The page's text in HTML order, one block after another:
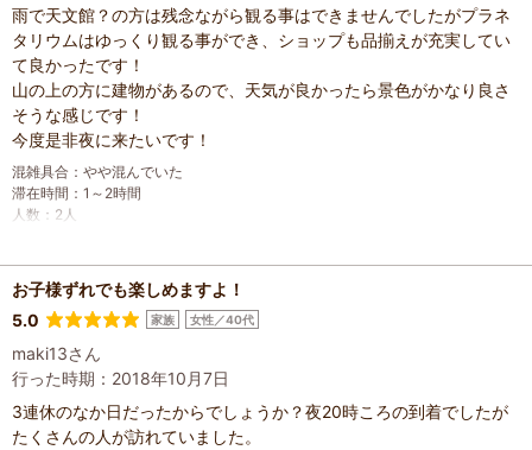
投稿日：2024年2月13日
雨で天文館？の方は残念ながら観る事はできませんでしたがプラネ
タリウムはゆっくり観る事ができ、ショップも品揃えが充実してい
て良かったです！
山の上の方に建物があるので、天気が良かったら景色がかなり良さ
そうな感じです！
今度是非夜に来たいです！
混雑具合 ： やや混んでいた
滞在時間 ： 1～2時間
人数 ： 2人
お子様ずれでも楽しめますよ！
5.0
家族 女性／40代
maki13さん
行った時期：2018年10月7日
3連休のなか日だったからでしょうか？夜20時ころの到着でしたが
たくさんの人が訪れていました。